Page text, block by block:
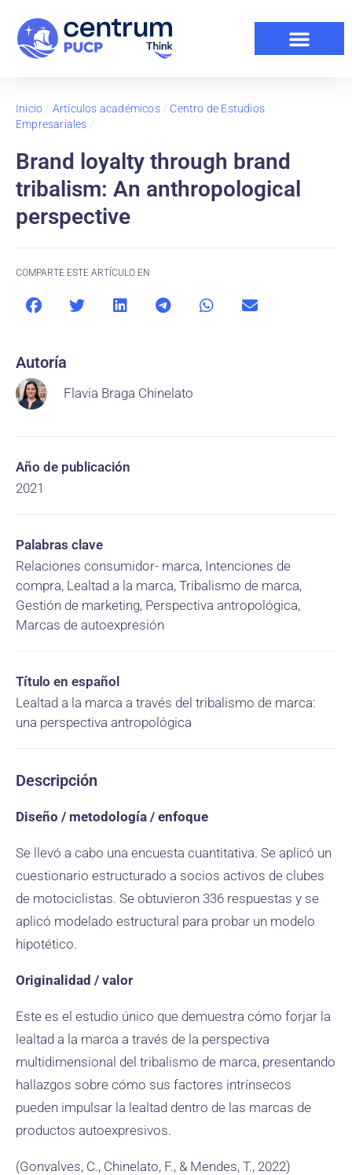
Inicio / Artículos académicos/ Centro de Estudios
Empresariales /
Brand loyalty through brand
tribalism: An anthropological
perspective
COMPARTE ESTE ARTÍCULO EN
Autoría
Flavia Braga Chinelato
Año de publicación
2021
Palabras clave
Relaciones consumidor- marca, Intenciones de
compra, Lealtad a la marca, Tribalismo de marca,
Gestión de marketing, Perspectiva antropológica,
Marcas de autoexpresión
Título en español
Lealtad a la marca a través del tribalismo de marca:
una perspectiva antropológica
Descripción
Diseño / metodología / enfoque
Se llevó a cabo una encuesta cuantitativa. Se aplicó un
cuestionario estructurado a socios activos de clubes
de motociclistas. Se obtuvieron 336 respuestas y se
aplicó modelado estructural para probar un modelo
hipotético.
Originalidad / valor
Este es el estudio único que demuestra cómo forjar la
lealtad a la marca a través de la perspectiva
multidimensional del tribalismo de marca, presentando
hallazgos sobre cómo sus factores intrínsecos
pueden impulsar la lealtad dentro de las marcas de
productos autoexpresivos.
(Gonvalves, C., Chinelato, F., & Mendes, T., 2022)